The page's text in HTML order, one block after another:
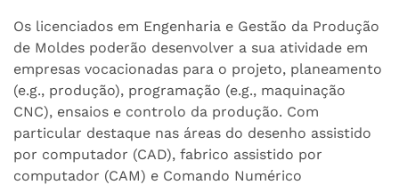
Os licenciados em Engenharia e Gestão da Produção
de Moldes poderão desenvolver a sua atividade em
empresas vocacionadas para o projeto, planeamento
(e.g., produção), programação (e.g., maquinação
CNC), ensaios e controlo da produção. Com
particular destaque nas áreas do desenho assistido
por computador (CAD), fabrico assistido por
computador (CAM) e Comando Numérico